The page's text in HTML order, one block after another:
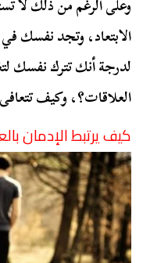
وعلى الرغم من ذلك لا
الابتعاد، وتجد نفسك
لدرجة أنك تترك نفسك
العلاقات؟، وكيف
كيف يرتبط الإدمان